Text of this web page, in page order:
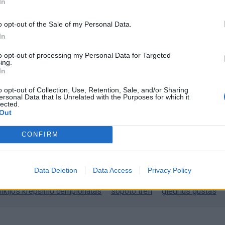
opt-out of the Sale of my Personal Data.
opt-out of processing my Personal Data for Targeted
opt-out of Collection, Use, Retention, Sale, and/or Sharing
Data that Is Unrelated with the Purposes for which it
CONFIRM
Data Deletion Data Access Privacy Policy
laikų radinius
teatro istorijoje“
„Fūristas“ į judrią sankryžą įlėkė „ant rankinio“: vilkiko
puspriekabės ratai pakilo į orą
krepšinio čempionatas sopoto trefl giedrius gustas